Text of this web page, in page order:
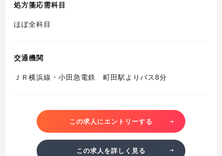
処方箋応需科目
ほぼ全科目
交通機関
ＪＲ横浜線・小田急電鉄 町田駅よりバス8分
この求人にエントリーする
この求人を詳しく見る